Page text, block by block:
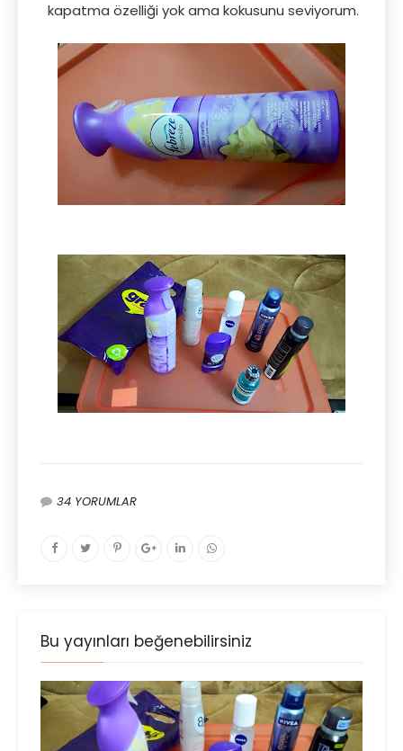
kapatma özelliği yok ama kokusunu seviyorum.
34 YORUMLAR
Bu yayınları beğenebilirsiniz